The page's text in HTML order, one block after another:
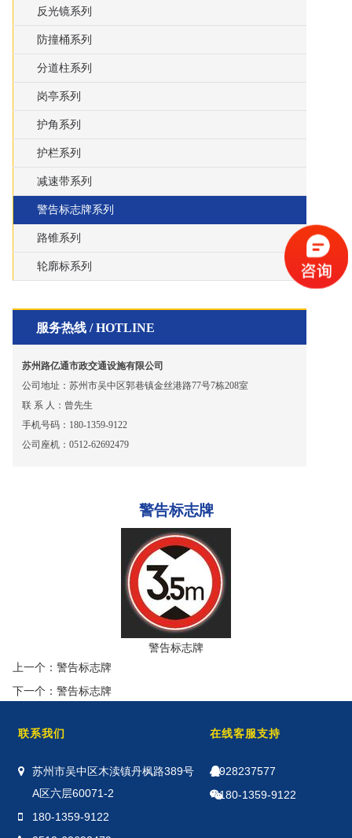
反光镜系列
防撞桶系列
分道柱系列
岗亭系列
护角系列
护栏系列
减速带系列
警告标志牌系列
路锥系列
轮廓标系列
服务热线 / HOTLINE
苏州路亿通市政交通设施有限公司
公司地址：苏州市吴中区郭巷镇金丝港路77号7栋208室
联 系 人：曾先生
手机号码：180-1359-9122
公司座机：0512-62692479
警告标志牌
警告标志牌
上一个： 警告标志牌
下一个： 警告标志牌
联系我们
苏州市吴中区木渎镇丹枫路389号
A区六层60071-2
180-1359-9122
在线客服支持
928237577
180-1359-9122